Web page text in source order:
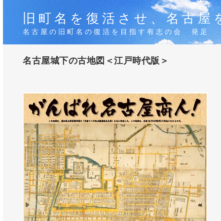
旧町名を復活させ、名古
名古屋の旧町名の復活を目指す有志の会 発足
名古屋城下の古地図＜江戸時代版＞